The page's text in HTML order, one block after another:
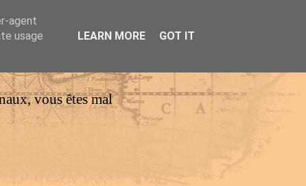
vous êtes mal
agent
usage
LEARN MORE GOT IT